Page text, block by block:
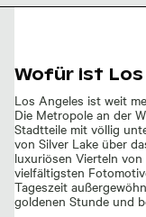
Laub vor
Wofür ist Los
Los Angeles ist weit
Die Metropole an der
Stadtteile mit völlig
von Silver Lake über
luxuriösen Vierteln
vielfältigsten
Tageszeit
goldenen Stunde und